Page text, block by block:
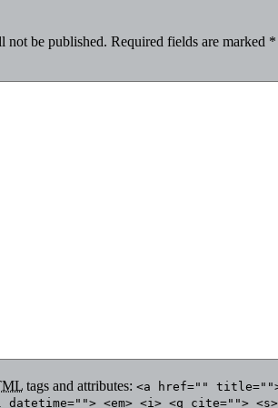
not be published. Required fields are marked *
tags and attributes: <a href=""
datetime=""> <em> <i> <q cite="">